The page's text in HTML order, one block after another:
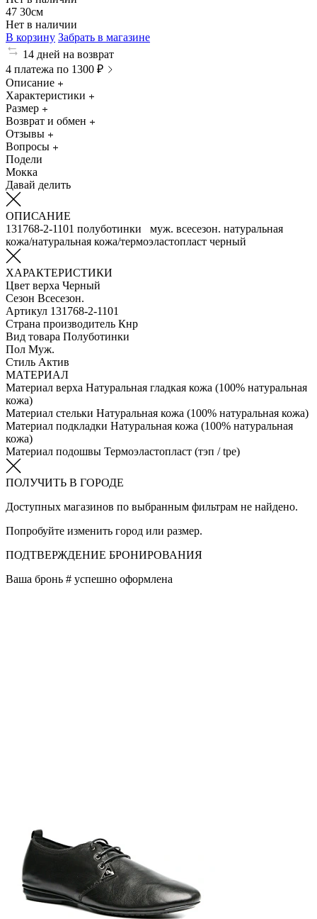
47 30см
Нет в наличии
В корзину Забрать в магазине
14 дней на возврат
4 платежа по 1300 ₽
Описание
Характеристики
Размер
Возврат и обмен
Отзывы
Вопросы
Подели
Мокка
Давай делить
ОПИСАНИЕ
131768-2-1101 полуботинки муж. всесезон. натуральная
кожа/натуральная кожа/термоэластопласт черный
ХАРАКТЕРИСТИКИ
Цвет верха Черный
Сезон Всесезон.
Артикул 131768-2-1101
Страна производитель Кнр
Вид товара Полуботинки
Пол Муж.
Стиль Актив
МАТЕРИАЛ
Материал верха Натуральная гладкая кожа (100% натуральная
кожа)
Материал стельки Натуральная кожа (100% натуральная кожа)
Материал подкладки Натуральная кожа (100% натуральная
кожа)
Материал подошвы Термоэластопласт (тэп / tpe)
ПОЛУЧИТЬ В ГОРОДЕ
Доступных магазинов по выбранным фильтрам не найдено.
Попробуйте изменить город или размер.
ПОДТВЕРЖДЕНИЕ БРОНИРОВАНИЯ
Ваша бронь # успешно оформлена